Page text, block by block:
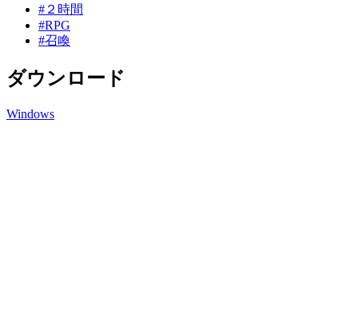
#２時間
#RPG
#召喚
ダウンロード
Windows